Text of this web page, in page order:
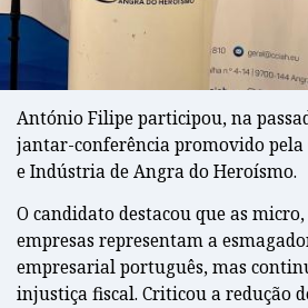
António Filipe participou, na
jantar-conferência promovido pela
e Indústria de Angra do Heroísmo.
O candidato destacou que as
empresas representam a
empresarial português, mas
injustiça fiscal. Criticou a redução